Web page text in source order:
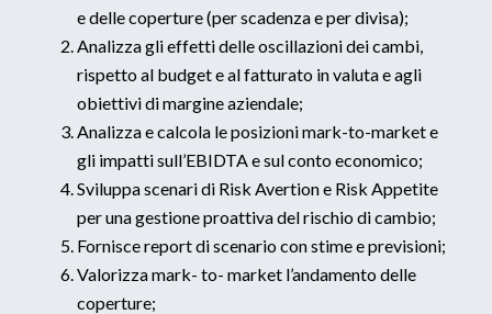
e delle coperture (per scadenza e per divisa);
Analizza gli effetti delle oscillazioni dei cambi,
rispetto al budget e al fatturato in valuta e agli
obiettivi di margine aziendale;
Analizza e calcola le posizioni mark-to-market e
gli impatti sull’EBIDTA e sul conto economico;
Sviluppa scenari di Risk Avertion e Risk Appetite
per una gestione proattiva del rischio di cambio;
Fornisce report di scenario con stime e previsioni;
Valorizza mark- to- market l’andamento delle
coperture;